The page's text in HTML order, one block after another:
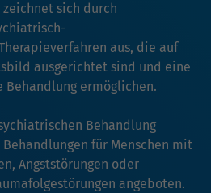
zeichnet sich durch
aus, die auf
ausgerichtet sind und eine
ermöglichen.
Behandlung
für Menschen mit
Angststörungen oder
angeboten.